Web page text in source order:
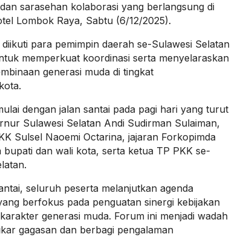
sarasehan kolaborasi yang berlangsung di
Lombok Raya, Sabtu (6/12/2025).
para pemimpin daerah se-Sulawesi Selatan
memperkuat koordinasi serta menyelaraskan
generasi muda di tingkat
dengan jalan santai pada pagi hari yang turut
Sulawesi Selatan Andi Sudirman Sulaiman,
Sulsel Naoemi Octarina, jajaran Forkopimda
bupati dan wali kota, serta ketua TP PKK se-
seluruh peserta melanjutkan agenda
berfokus pada penguatan sinergi kebijakan
generasi muda. Forum ini menjadi wadah
gagasan dan berbagi pengalaman